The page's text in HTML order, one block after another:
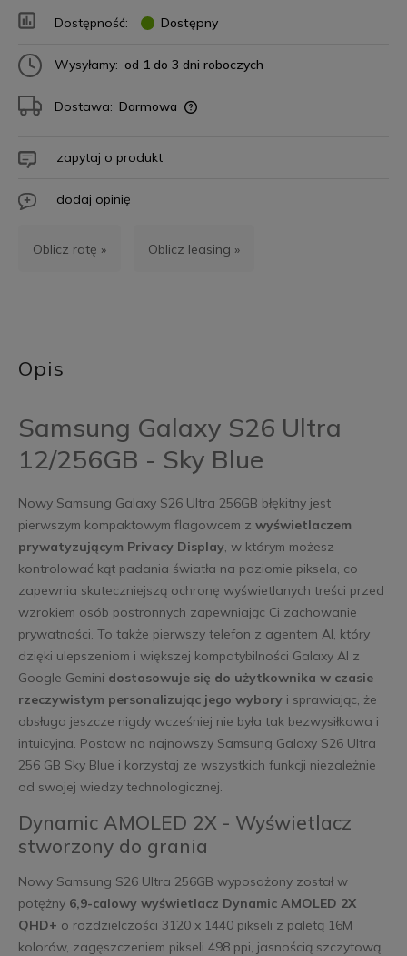
Dostępność: Dostępny
Wysyłamy: od 1 do 3 dni roboczych
Dostawa: Darmowa
zapytaj o produkt
dodaj opinię
Oblicz ratę » Oblicz leasing »
Opis
Samsung Galaxy S26 Ultra
12/256GB - Sky Blue
Nowy Samsung Galaxy S26 Ultra 256GB błękitny jest
pierwszym kompaktowym flagowcem z wyświetlaczem
prywatyzującym Privacy Display, w którym możesz
kontrolować kąt padania światła na poziomie piksela, co
zapewnia skuteczniejszą ochronę wyświetlanych treści przed
wzrokiem osób postronnych zapewniając Ci zachowanie
prywatności. To także pierwszy telefon z agentem AI, który
dzięki ulepszeniom i większej kompatybilności Galaxy AI z
Google Gemini dostosowuje się do użytkownika w czasie
rzeczywistym personalizując jego wyboryi sprawiając, że
obsługa jeszcze nigdy wcześniej nie była tak bezwysiłkowa i
intuicyjna. Postaw na najnowszy Samsung Galaxy S26 Ultra
256 GB Sky Blue i korzystaj ze wszystkich funkcji niezależnie
od swojej wiedzy technologicznej.
Dynamic AMOLED 2X - Wyświetlacz
stworzony do grania
Nowy Samsung S26 Ultra 256GB wyposażony został w
potężny 6,9-calowy wyświetlacz Dynamic AMOLED 2X
QHD+ o rozdzielczości 3120 x 1440 pikseli z paletą 16M
kolorów, zagęszczeniem pikseli 498 ppi, jasnością szczytową